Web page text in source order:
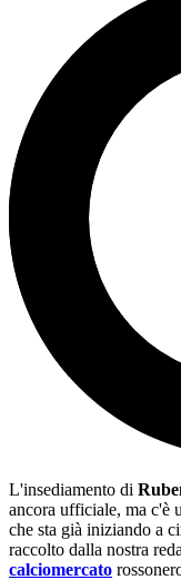
L'insediamento di
ancora ufficiale, ma c'è
che sta già iniziando a
raccolto dalla nostra
calciomercato